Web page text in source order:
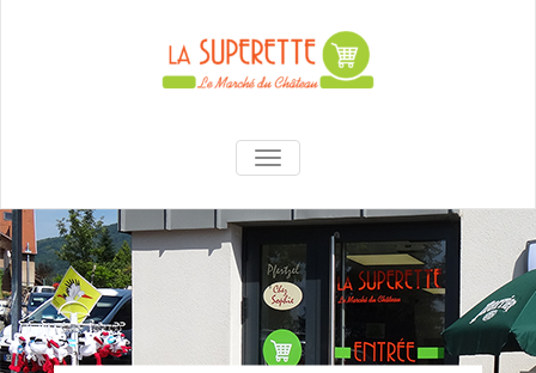
content
La Superette –
le marché du
château
AFFICHER/MASQUER LA